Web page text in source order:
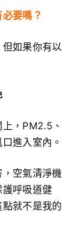
要嗎？
如果你有以
，PM2.5、
進入室內。
空氣清淨機
呼吸道健
就不是我的